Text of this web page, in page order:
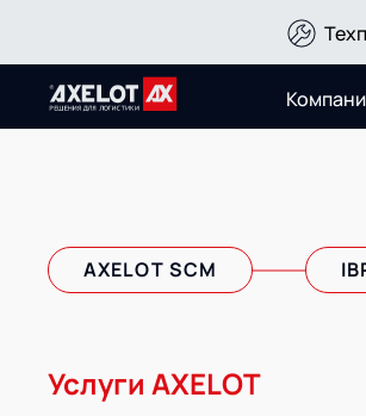
О компании
ИТ-аккредитация
AXELOT SCM
Услуги AXELOT